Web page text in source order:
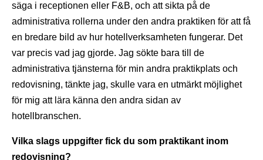
säga i receptionen eller F&B, och att sikta på de
administrativa rollerna under den andra praktiken för att få
en bredare bild av hur hotellverksamheten fungerar. Det
var precis vad jag gjorde. Jag sökte bara till de
administrativa tjänsterna för min andra praktikplats och
redovisning, tänkte jag, skulle vara en utmärkt möjlighet
för mig att lära känna den andra sidan av
hotellbranschen.
Vilka slags uppgifter fick du som praktikant inom
redovisning?